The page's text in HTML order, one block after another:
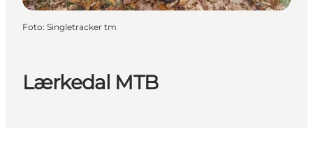
Lærkedal MTB
Foto: Singletracker tm